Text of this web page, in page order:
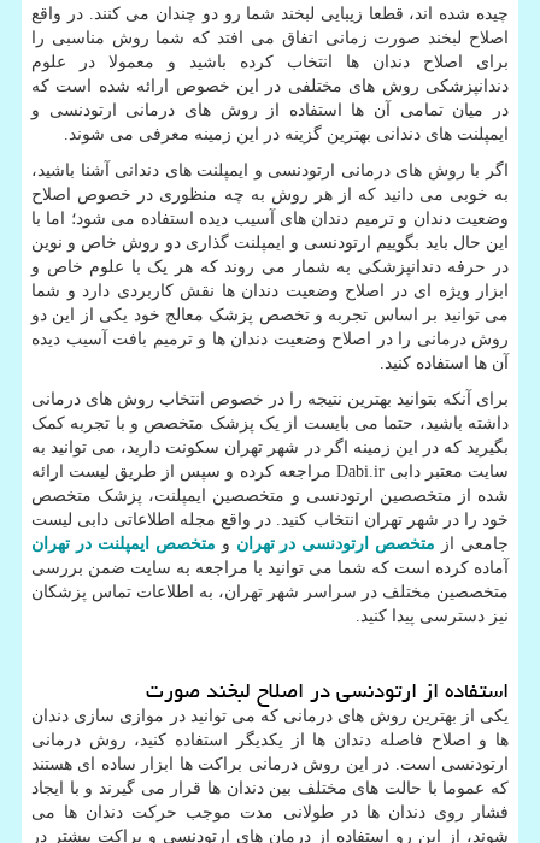
چیده شده اند، قطعا زیبایی لبخند شما رو دو چندان می کنند. در واقع
اصلاح لبخند صورت زمانی اتفاق می افتد که شما روش مناسبی را
برای اصلاح دندان ها انتخاب کرده باشید و معمولا در علوم
دندانپزشکی روش های مختلفی در این خصوص ارائه شده است که
در میان تمامی آن ها استفاده از روش های درمانی ارتودنسی و
ایمپلنت های دندانی بهترین گزینه در این زمینه معرفی می شوند.
اگر با روش های درمانی ارتودنسی و ایمپلنت های دندانی آشنا باشید،
به خوبی می دانید که از هر روش به چه منظوری در خصوص اصلاح
وضعیت دندان و ترمیم دندان های آسیب دیده استفاده می شود؛ اما با
این حال باید بگوییم ارتودنسی و ایمپلنت گذاری دو روش خاص و نوین
در حرفه دندانپزشکی به شمار می روند که هر یک با علوم خاص و
ابزار ویژه ای در اصلاح وضعیت دندان ها نقش کاربردی دارد و شما
می توانید بر اساس تجربه و تخصص پزشک معالج خود یکی از این دو
روش درمانی را در اصلاح وضعیت دندان ها و ترمیم بافت آسیب دیده
آن ها استفاده کنید.
برای آنکه بتوانید بهترین نتیجه را در خصوص انتخاب روش های درمانی
داشته باشید، حتما می بایست از یک پزشک متخصص و با تجربه کمک
بگیرید که در این زمینه اگر در شهر تهران سکونت دارید، می توانید به
سایت معتبر دابیDabi.ir مراجعه کرده و سپس از طریق لیست ارائه
شده از متخصصین ارتودنسی و متخصصین ایمپلنت، پزشک متخصص
خود را در شهر تهران انتخاب کنید. در واقع مجله اطلاعاتی دابی لیست
جامعی از متخصص ارتودنسی در تهران و متخصص ایمپلنت در تهران
آماده کرده است که شما می توانید با مراجعه به سایت ضمن بررسی
متخصصین مختلف در سراسر شهر تهران، به اطلاعات تماس پزشکان
نیز دسترسی پیدا کنید.
استفاده از ارتودنسی در اصلاح لبخند صورت
یکی از بهترین روش های درمانی که می توانید در موازی سازی دندان
ها و اصلاح فاصله دندان ها از یکدیگر استفاده کنید، روش درمانی
ارتودنسی است. در این روش درمانی براکت ها ابزار ساده ای هستند
که عموما با حالت های مختلف بین دندان ها قرار می گیرند و با ایجاد
فشار روی دندان ها در طولانی مدت موجب حرکت دندان ها می
شوند، از این رو استفاده از درمان های ارتودنسی و براکت بیشتر در